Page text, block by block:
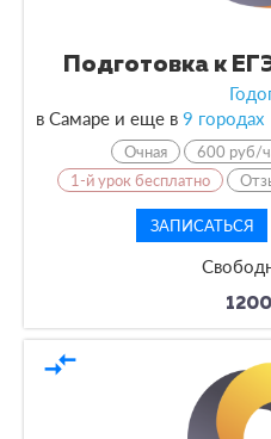
Подготовка к
в Самаре и еще в 9 городах
Очная 600 руб/
1-й урок бесплатно
ЗАПИСАТЬСЯ
compare_arrows